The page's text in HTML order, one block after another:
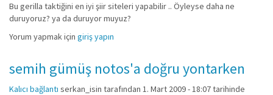
Bu gerilla taktiğini en iyi şiir siteleri yapabilir .. Öyleyse daha ne
duruyoruz? ya da duruyor muyuz?
Yorum yapmak için giriş yapın
semih gümüş notos'a doğru yontarken
Kalıcı bağlantı serkan_isin tarafından 1. Mart 2009 - 18:07 tarihinde